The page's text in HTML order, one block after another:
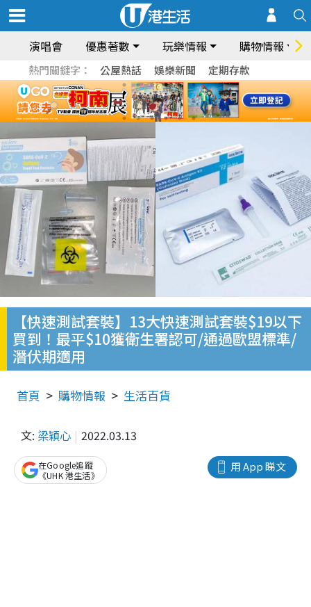
演唱會 優惠著數 玩樂情報 購物情報
熱門關鍵字： 公屋熱話 娛樂新聞 定期存款
【快速測試套裝】13大快速測試套裝$19以下
買到！最平$10獲衛生署認可/通過歐盟標準/
潛伏期適用
首頁 購物情報 生活百貨
文: 梁穎心 2022.03.13
用 App 睇文
在Google追蹤
《UHK 港生活》